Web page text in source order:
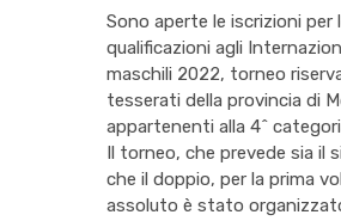
Sono aperte le iscrizioni per
qualificazioni agli
maschili 2022, torneo
tesserati della provincia di
appartenenti alla 4^
Il torneo, che prevede sia il
che il doppio, per la prima
assoluto è stato